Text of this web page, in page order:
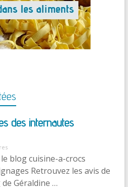
des internautes
blog cuisine-a-crocs
Retrouvez les avis de
Géraldine …